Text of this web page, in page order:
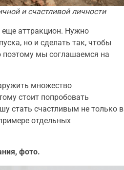
и счастливой личности
еще аттракцион. Нужно
но и сделать так, чтобы
поэтому мы соглашаемся на
множество
стоит попробовать
стать счастливым не только в
отдельных
фото.